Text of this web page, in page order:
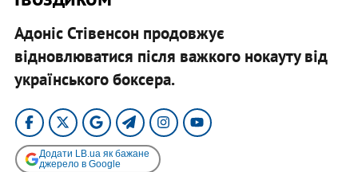
Адоніс Стівенсон продовжує
відновлюватися після важкого нокауту від
українського боксера.
Додати LB.ua як бажане
джерело в Google